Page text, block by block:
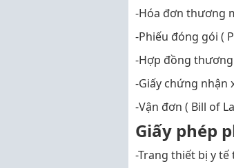
-Hóa đơn thương
-Phiếu đóng gói (
-Hợp đồng thương
-Giấy chứng nhận
-Vận đơn ( Bill of
Giấy phép
-Trang thiết bị y